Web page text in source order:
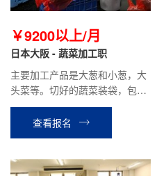
￥9200以上/月
日本大阪 - 蔬菜加工职
主要加工产品是大葱和小葱，大
头菜等。切好的蔬菜装袋，包
装，脱水等工作。时给992日
元，平均到手工资：18万以上。
查看报名